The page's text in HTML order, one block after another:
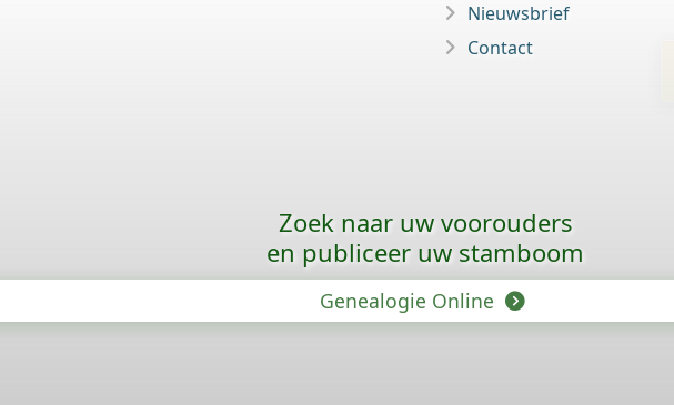
Nieuwsbrief
Contact
Zoek naar uw voorouders
en publiceer uw stamboom
Genealogie Online